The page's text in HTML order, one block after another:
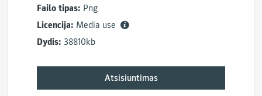
Failo tipas: Png
Licencija: Media use
Dydis: 38810kb
Atsisiuntimas